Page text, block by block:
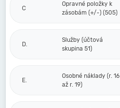
C
Opravné položky k
zásobám (+/-) (505)
D.
Služby (účtová
skupina 51)
E.
Osobné náklady (r. 16
až r. 19)